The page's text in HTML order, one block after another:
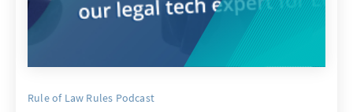
Rule of Law Rules Podcast